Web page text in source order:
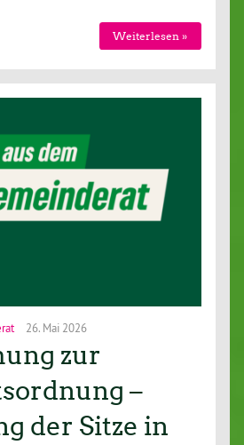
Weiterlesen »
26. Mai 2026
zur
–
der Sitze in